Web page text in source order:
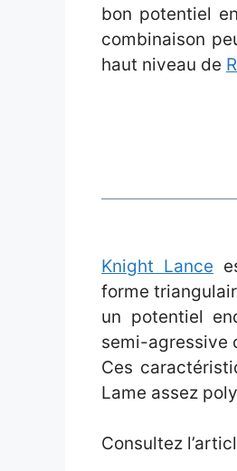
bon potentiel
combinaison
haut niveau de
Knight Lance
forme
un potentiel
semi-agressive
Ces
Lame assez
Consultez